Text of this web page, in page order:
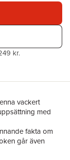
kr.
vackert
med
fakta om
går även
En rolig och